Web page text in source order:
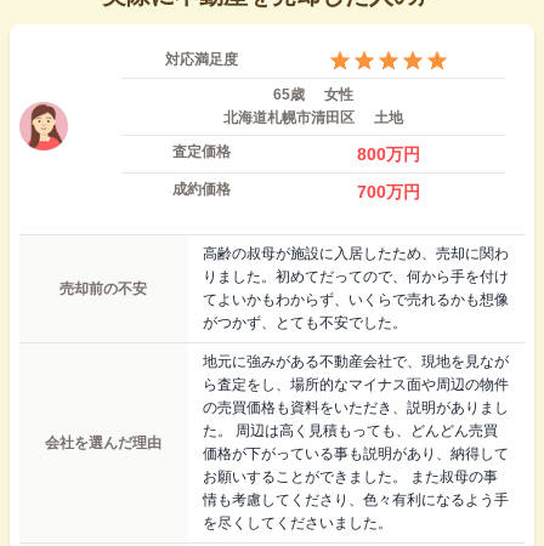
対応満足度
65歳
女性
北海道札幌市清田区
土地
査定価格
800万円
成約価格 700万円
売却前の不安
高齢の叔母が施設に入居したため、売却に関わ
りました。初めてだってので、何から手を付け
てよいかもわからず、いくらで売れるかも想像
がつかず、とても不安でした。
会社を選んだ理由
地元に強みがある不動産会社で、現地を見なが
ら査定をし、場所的なマイナス面や周辺の物件
の売買価格も資料をいただき、説明がありまし
た。 周辺は高く見積もっても、どんどん売買
価格が下がっている事も説明があり、納得して
お願いすることができました。 また叔母の事
情も考慮してくださり、色々有利になるよう手
を尽くしてくださいました。